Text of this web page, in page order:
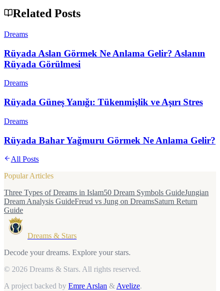
Related Posts
Dreams
Rüyada Aslan Görmek Ne Anlama Gelir? Aslanın
Rüyada Görülmesi
Dreams
Rüyada Güneş Yanığı: Tükenmişlik ve Aşırı Stres
Dreams
Rüyada Bahar Yağmuru Görmek Ne Anlama Gelir?
All Posts
Popular Articles
Three Types of Dreams in Islam50 Dream Symbols GuideJungian
Dream Analysis GuideFreud vs Jung on DreamsSaturn Return
Guide
Dreams & Stars
Decode your dreams. Explore your stars.
© 2026 Dreams & Stars. All rights reserved.
A project backed by Emre Arslan & Avelize.